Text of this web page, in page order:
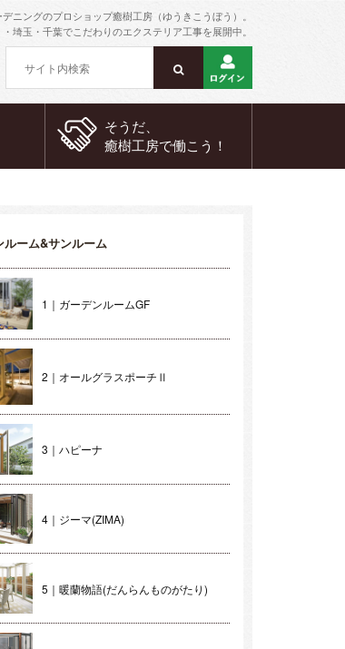
ニングのプロショップ癒樹工房（ゆうきこうぼう）。
埼玉・千葉でこだわりのエクステリア工事を展開中。
そうだ、
癒樹工房で働こう！
ルーム&サンルーム
1｜ガーデンルームGF
2｜オールグラスポーチⅡ
3｜ハピーナ
4｜ジーマ(ZIMA)
5｜暖蘭物語(だんらんものがたり)